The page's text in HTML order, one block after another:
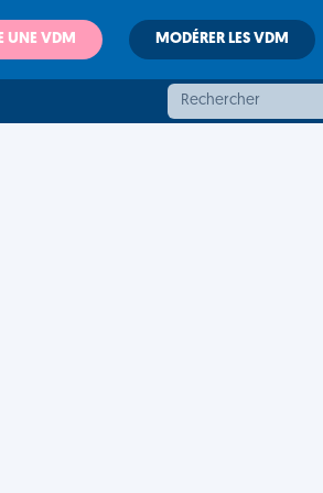
UNE VDM MODÉRER LES VDM